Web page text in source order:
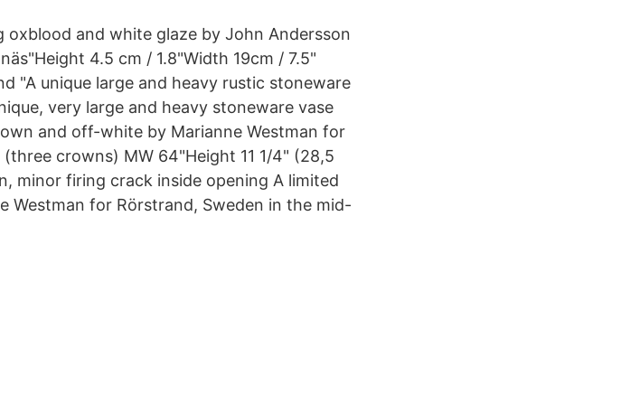
and white glaze by John Andersson
4.5 cm / 1.8"Width 19cm / 7.5"
"A unique large and heavy rustic stoneware
very large and heavy stoneware vase
and off-white by Marianne Westman for
crowns) MW 64"Height 11 1/4" (28,5
minor firing crack inside opening A limited
Westman for Rörstrand, Sweden in the mid-